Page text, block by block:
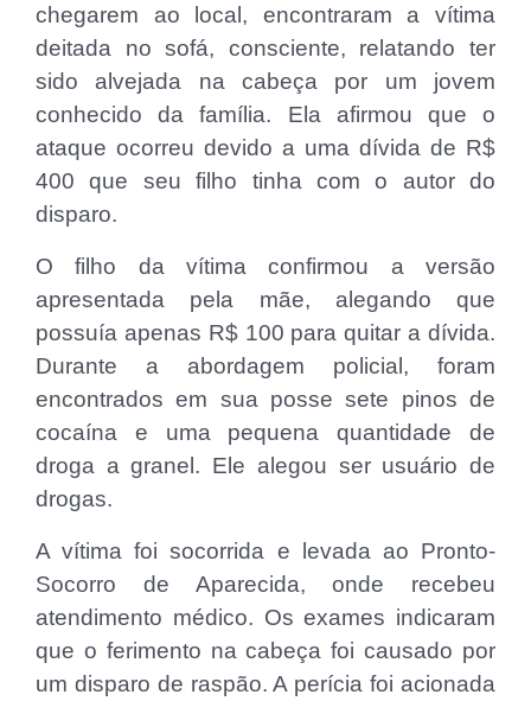
chegarem ao local, encontraram a vítima
deitada no sofá, consciente, relatando ter
sido alvejada na cabeça por um jovem
conhecido da família. Ela afirmou que o
ataque ocorreu devido a uma dívida de R$
400 que seu filho tinha com o autor do
disparo.
O filho da vítima confirmou a versão
apresentada pela mãe, alegando que
possuía apenas R$ 100 para quitar a dívida.
Durante a abordagem policial, foram
encontrados em sua posse sete pinos de
cocaína e uma pequena quantidade de
droga a granel. Ele alegou ser usuário de
drogas.
A vítima foi socorrida e levada ao Pronto-
Socorro de Aparecida, onde recebeu
atendimento médico. Os exames indicaram
que o ferimento na cabeça foi causado por
um disparo de raspão. A perícia foi acionada